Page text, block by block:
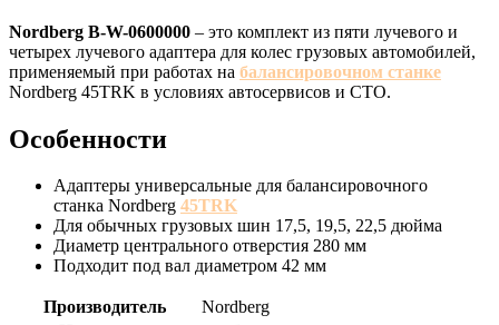
Nordberg B-W-0600000 – это комплект из пяти лучевого и
четырех лучевого адаптера для колес грузовых автомобилей,
применяемый при работах на балансировочном станке
Nordberg 45TRK в условиях автосервисов и СТО.
Особенности
Адаптеры универсальные для балансировочного
станка Nordberg 45TRK
Для обычных грузовых шин 17,5, 19,5, 22,5 дюйма
Диаметр центрального отверстия 280 мм
Подходит под вал диаметром 42 мм
Производитель
Nordberg